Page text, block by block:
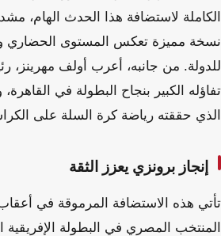
الكاملة لاستضافة هذا الحدث الهام،
نسخة مميزة تعكس المستوى الحضاري
للدولة. من جانبه، أعرب أولف مهرينز،
تفاؤله الكبير بنجاح البطولة في
الذي حققته رياضة كرة السلة على
إنجاز برونزي يعزز الثقة
تأتي هذه الاستضافة المرموقة في
المنتخب المصري في البطولة الإفريقية